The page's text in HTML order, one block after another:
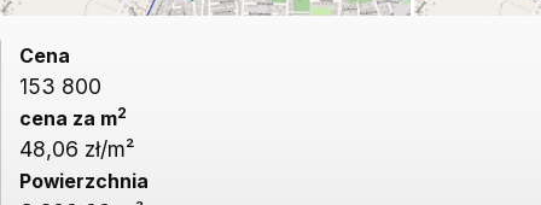
Cena
153 800
cena za m2
48,06 zł/m²
Powierzchnia